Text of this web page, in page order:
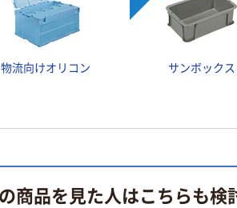
物流向けオリコン サンボックス
商品を見た人はこちらも検